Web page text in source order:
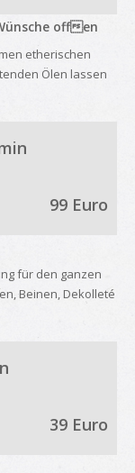
offen
etherischen
Ölen lassen
99 Euro
für den ganzen
Beinen, Dekolleté
39 Euro